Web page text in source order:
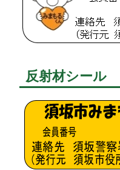
反射材シール